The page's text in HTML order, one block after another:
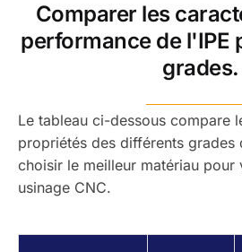
Comparer les
performance de l'IPE
grades.
Le tableau ci-dessous compare
propriétés des différents grades
choisir le meilleur matériau pour
usinage CNC.